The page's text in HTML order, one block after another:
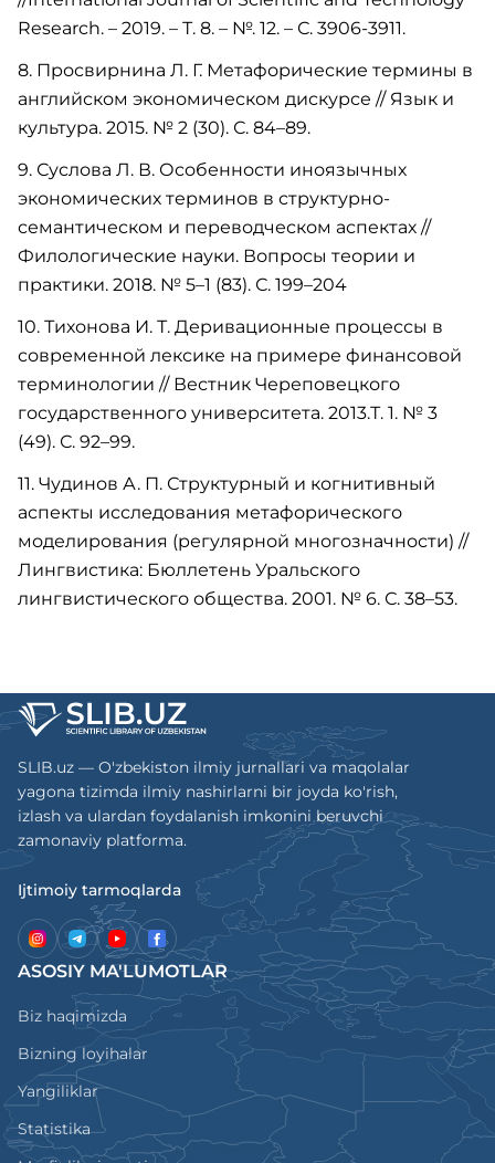
Research. – 2019. – Т. 8. – №. 12. – С. 3906-3911.
8. Просвирнина Л. Г. Метафорические термины в
английском экономическом дискурсе // Язык и
культура. 2015. № 2 (30). С. 84–89.
9. Суслова Л. В. Особенности иноязычных
экономических терминов в структурно-
семантическом и переводческом аспектах //
Филологические науки. Вопросы теории и
практики. 2018. № 5–1 (83). С. 199–204
10. Тихонова И. Т. Деривационные процессы в
современной лексике на примере финансовой
терминологии // Вестник Череповецкого
государственного университета. 2013.Т. 1. № 3
(49). С. 92–99.
11. Чудинов А. П. Структурный и когнитивный
аспекты исследования метафорического
моделирования (регулярной многозначности) //
Лингвистика: Бюллетень Уральского
лингвистического общества. 2001. № 6. С. 38–53.
SLIB.uz — O'zbekiston ilmiy jurnallari va maqolalar
yagona tizimda ilmiy nashirlarni bir joyda ko'rish,
izlash va ulardan foydalanish imkonini beruvchi
zamonaviy platforma.
Ijtimoiy tarmoqlarda
ASOSIY MA'LUMOTLAR
Biz haqimizda
Bizning loyihalar
Yangiliklar
Statistika